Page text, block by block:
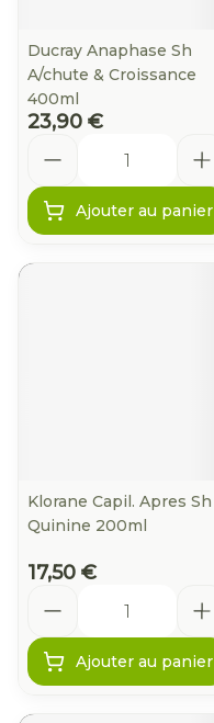
Ducray Anaphase Sh
A/chute & Croissance
400ml
23,90 €
Ajouter au panier
Klorane Capil. Apres Sh
Quinine 200ml
17,50 €
Ajouter au panier